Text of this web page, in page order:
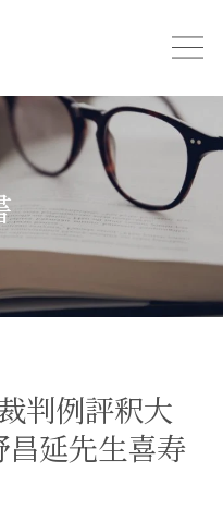
判例評釈大
延先生喜寿